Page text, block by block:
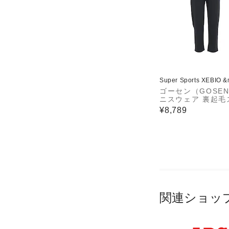
Super Sports XEBIO
ゴーセン（
ニスウェア 裏起毛
ッチパンツ
¥8,789
関連ショッ